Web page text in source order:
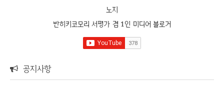
노지
반히키코모리 서평가 겸 1인 미디어 블로거
공지사항